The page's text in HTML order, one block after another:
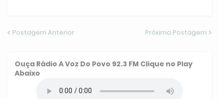
Postagem Anterior Próxima Postagem
Ouça Rádio A Voz Do Povo 92.3 FM Clique no Play
Abaixo